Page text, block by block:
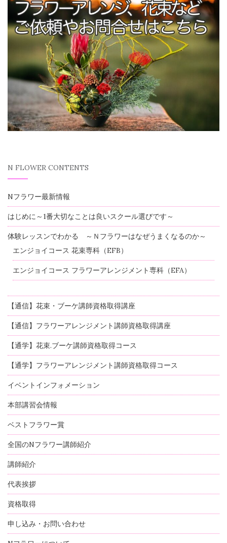
N FLOWER CONTENTS
Nフラワー最新情報
はじめに～1番大切なことは良いスクール選びです～
体験レッスンでわかる ～Ｎフラワーはなぜうまくなるのか～
エンジョイコース 花束専科（EFB）
エンジョイコース フラワーアレンジメント専科（EFA）
【通信】花束・ブーケ講師資格取得講座
【通信】フラワーアレンジメント講師資格取得講座
【通学】花束.ブーケ講師資格取得コース
【通学】フラワーアレンジメント講師資格取得コース
イベントインフォメーション
本部講習会情報
ベストフラワー賞
全国のNフラワー講師紹介
講師紹介
代表挨拶
資格取得
申し込み・お問い合わせ